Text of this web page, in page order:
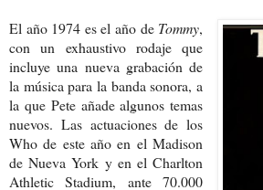
El año 1974 es el año de Tommy,
con un exhaustivo rodaje que
incluye una nueva grabación de
la música para la banda sonora, a
la que Pete añade algunos temas
nuevos. Las actuaciones de los
Who de este año en el Madison
de Nueva York y en el Charlton
Athletic Stadium, ante 70.000